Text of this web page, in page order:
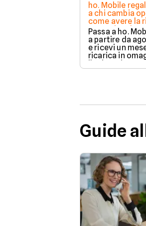
ho. Mobile
a chi cambia
come avere la
omaggio ad
Passa a ho.
a partire da
e ricevi un
ricarica in
il primo rinnovo.
promozione è
secondo mese
Guide